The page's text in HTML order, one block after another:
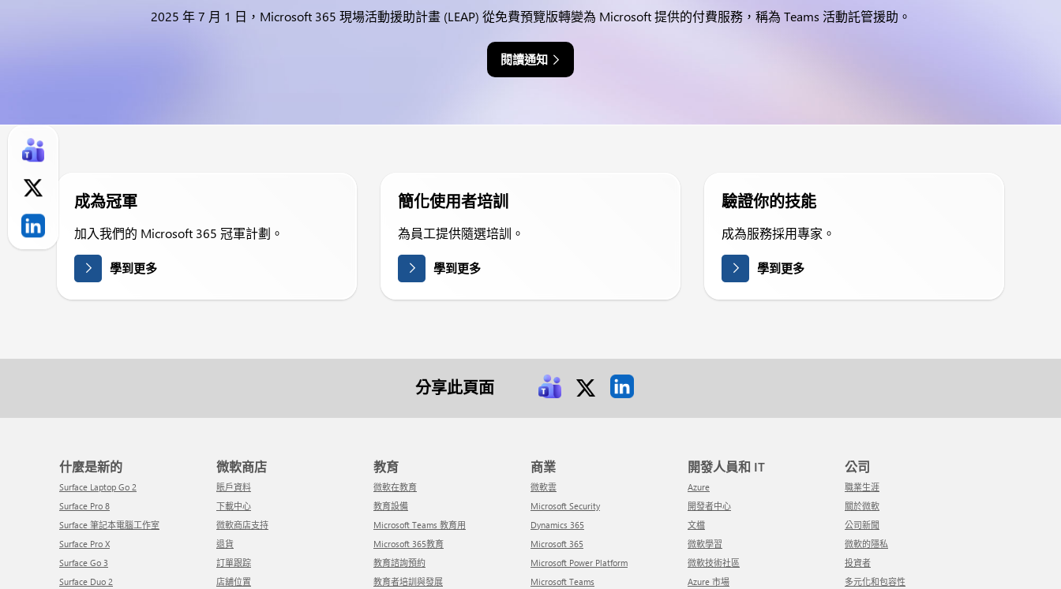
2025 年 7 月 1 日，Microsoft 365 現場活動援助計畫 (LEAP) 從免費預覽版轉變為 Microsoft 提供的付費服務，稱為 Teams 活動託管援助。
閱讀通知
成為冠軍
加入我們的 Microsoft 365 冠軍計劃。
學到更多
簡化使用者培訓
為員工提供隨選培訓。
學到更多
驗證你的技能
成為服務採用專家。
學到更多
分享此頁面
什麼是新的
Surface Laptop Go 2
Surface Pro 8
Surface 筆記本電腦工作室
Surface Pro X
Surface Go 3
Surface Duo 2
微軟商店
賬戶資料
下載中心
微軟商店支持
退貨
訂單跟踪
店舖位置
教育
微軟在教育
教育設備
Microsoft Teams 教育用
Microsoft 365教育
教育諮詢預約
教育者培訓與發展
商業
微軟雲
Microsoft Security
Dynamics 365
Microsoft 365
Microsoft Power Platform
Microsoft Teams
開發人員和 IT
Azure
開發者中心
文檔
微軟學習
微軟技術社區
Azure 市場
公司
職業生涯
關於微軟
公司新聞
微軟的隱私
投資者
多元化和包容性